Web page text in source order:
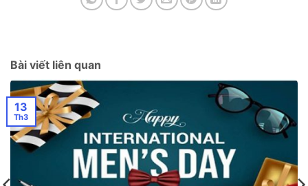
Bài viết liên quan
13
Th3